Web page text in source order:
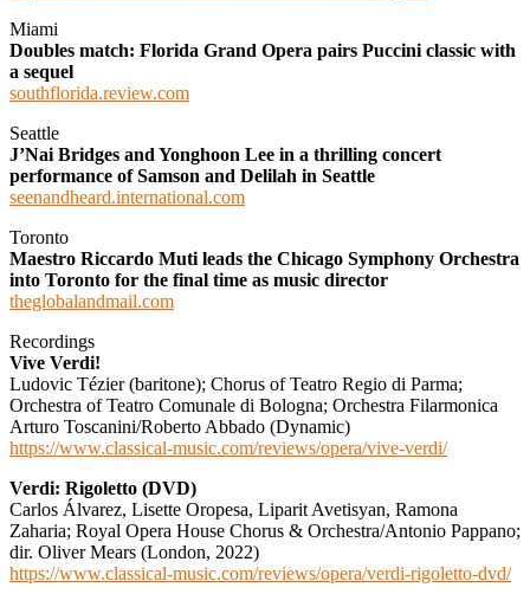
Miami
Doubles match: Florida Grand Opera pairs Puccini classic with
a sequel
southflorida.review.com
Seattle
J’Nai Bridges and Yonghoon Lee in a thrilling concert
performance of Samson and Delilah in Seattle
seenandheard.international.com
Toronto
Maestro Riccardo Muti leads the Chicago Symphony Orchestra
into Toronto for the final time as music director
theglobalandmail.com
Recordings
Vive Verdi!
Ludovic Tézier (baritone); Chorus of Teatro Regio di Parma;
Orchestra of Teatro Comunale di Bologna; Orchestra Filarmonica
Arturo Toscanini/Roberto Abbado (Dynamic)
https://www.classical-music.com/reviews/opera/vive-verdi/
Verdi: Rigoletto (DVD)
Carlos Álvarez, Lisette Oropesa, Liparit Avetisyan, Ramona
Zaharia; Royal Opera House Chorus & Orchestra/Antonio Pappano;
dir. Oliver Mears (London, 2022)
https://www.classical-music.com/reviews/opera/verdi-rigoletto-dvd/